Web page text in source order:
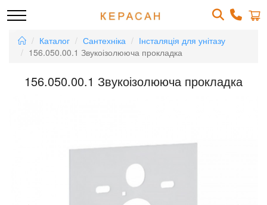
Каталог Сантехніка
Інсталяція для унітазу
156.050.00.1 Звукоізолююча прокладка
156.050.00.1 Звукоізолююча прокладка